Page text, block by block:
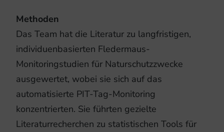
Methoden
Das Team hat die Literatur zu langfristigen,
individuenbasierten Fledermaus-
Monitoringstudien für Naturschutzzwecke
ausgewertet, wobei sie sich auf das
automatisierte PIT-Tag-Monitoring
konzentrierten. Sie führten gezielte
Literaturrecherchen zu statistischen Tools für